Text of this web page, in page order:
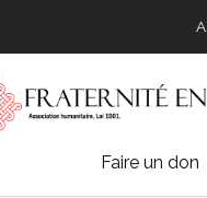
Faire un don